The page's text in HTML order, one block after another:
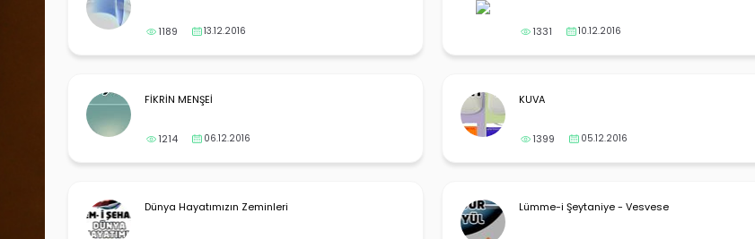
1189 13.12.2016 1331 10.12.2016
FİKRİN MENŞEİ
1214 06.12.2016
KUVA
1399 05.12.2016
Dünya Hayatımızın Zeminleri Lümme-i Şeytaniye - Vesvese